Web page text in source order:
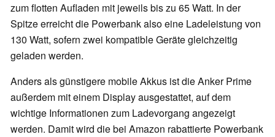
zum flotten Aufladen mit jeweils bis zu 65 Watt. In der
Spitze erreicht die Powerbank also eine Ladeleistung von
130 Watt, sofern zwei kompatible Geräte gleichzeitig
geladen werden.
Anders als günstigere mobile Akkus ist die Anker Prime
außerdem mit einem Display ausgestattet, auf dem
wichtige Informationen zum Ladevorgang angezeigt
werden. Damit wird die bei Amazon rabattierte Powerbank